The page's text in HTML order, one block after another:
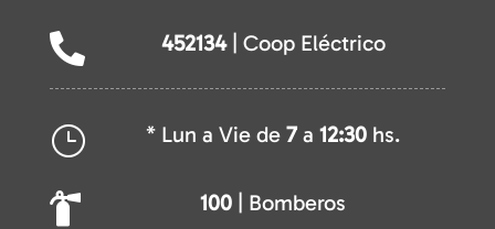
 452134| Coop Eléctrico
} * Lun a Vie de7 a12:30 hs.
 100 | Bomberos